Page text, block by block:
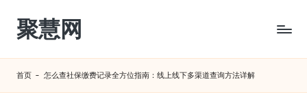
Skip
content
聚慧网
首页 - 怎么查社保缴费记录全方位指南：线上线下多渠道查询方法详解